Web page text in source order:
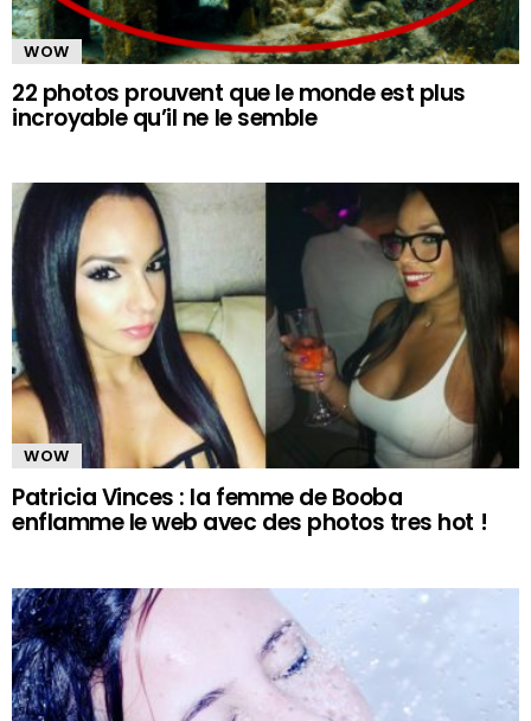
WOW
22 photos prouvent que le monde est plus
incroyable qu’il ne le semble
WOW
Patricia Vinces : la femme de Booba
enflamme le web avec des photos tres hot !